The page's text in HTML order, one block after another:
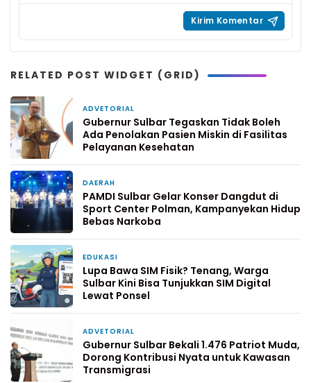
RELATED POST WIDGET (GRID)
ADVETORIAL
Gubernur Sulbar Tegaskan Tidak Boleh
Ada Penolakan Pasien Miskin di Fasilitas
Pelayanan Kesehatan
DAERAH
PAMDI Sulbar Gelar Konser Dangdut di
Sport Center Polman, Kampanyekan Hidup
Bebas Narkoba
EDUKASI
Lupa Bawa SIM Fisik? Tenang, Warga
Sulbar Kini Bisa Tunjukkan SIM Digital
Lewat Ponsel
ADVETORIAL
Gubernur Sulbar Bekali 1.476 Patriot Muda,
Dorong Kontribusi Nyata untuk Kawasan
Transmigrasi